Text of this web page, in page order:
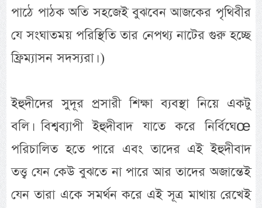
পাঠে পাঠক অতি সহজেই বুঝবেন আজকের পৃথিবীর
যে সংঘাতময় পরিস্থিতি তার নেপথ্য নাটের গুরু হচ্ছে
ফ্রিম্যাসন সদস্যরা। )
ইহুদীদের সুদূর প্রসারী শিক্ষা ব্যবস্থা নিয়ে একটু
বলি। বিশ্বব্যাপী ইহুদীবাদ যাতে করে নির্বিঘেœ
পরিচালিত হতে পারে এবং তাদের এই ইহুদীবাদ
তত্ত্ব যেন কেউ বুঝতে না পারে আর তাদের অজান্তেই
যেন তারা একে সমর্থন করে এই সূত্র মাথায় রেখেই